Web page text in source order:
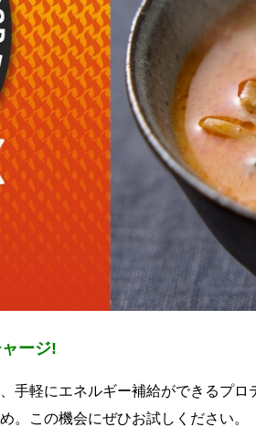
ージ!
手軽にエネルギー補給ができるプ
。この機会にぜひお試しください。